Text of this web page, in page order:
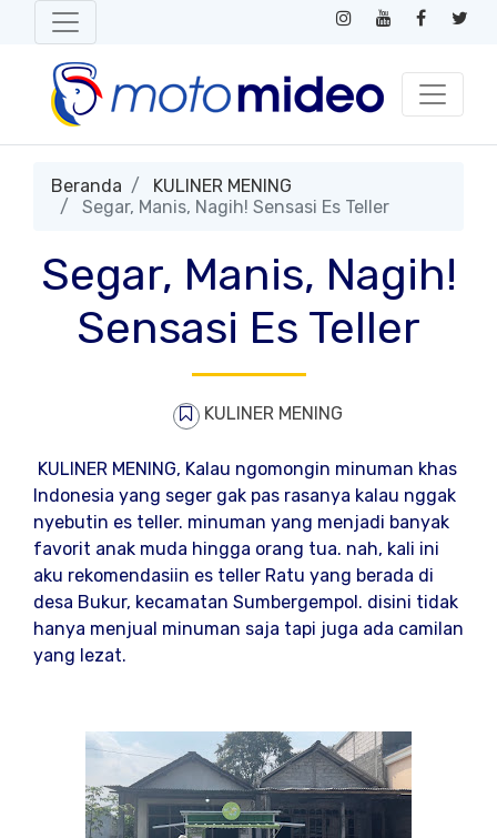
Beranda
KULINER MENING
Segar, Manis, Nagih! Sensasi Es Teller
Segar, Manis, Nagih!
Sensasi Es Teller
KULINER MENING
KULINER MENING, Kalau ngomongin minuman khas
Indonesia yang seger gak pas rasanya kalau nggak
nyebutin es teller. minuman yang menjadi banyak
favorit anak muda hingga orang tua. nah, kali ini
aku rekomendasiin es teller Ratu yang berada di
desa Bukur, kecamatan Sumbergempol. disini tidak
hanya menjual minuman saja tapi juga ada camilan
yang lezat.